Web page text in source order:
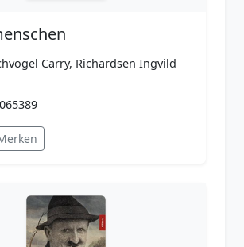
Carry, Richardsen Ingvild